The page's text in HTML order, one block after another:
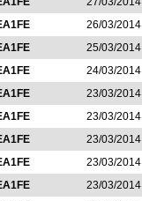
26/03/2014
25/03/2014
24/03/2014
23/03/2014
23/03/2014
23/03/2014
23/03/2014
23/03/2014